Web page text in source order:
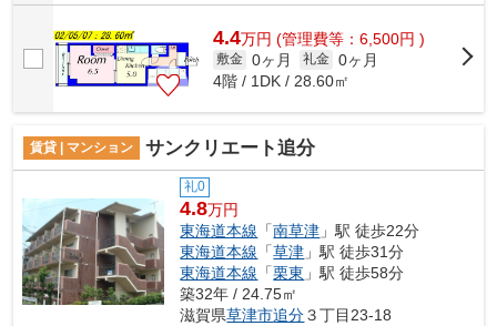
4.4万円 (管理費等：6,500円 )
敷金 0ヶ月 礼金 0ヶ月
4階 / 1DK / 28.60㎡
賃貸 | マンション サンクリエート追分
礼0
4.8万円
東海道本線 「南草津 」駅 徒歩22分
東海道本線 「草津 」駅 徒歩31分
東海道本線 「栗東 」駅 徒歩58分
築32年 / 24.75㎡
滋賀県草津市追分３丁目23-18